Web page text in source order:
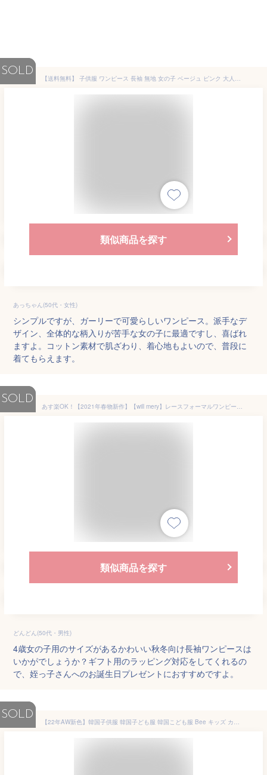
SOLD
【送料無料】 子供服 ワンピース 長袖 無地 女の子 ベージュ ピンク 大人っぽい スカート 子ども服 ジュニア キッズ キッズ服 幼稚園 小学生 子ども 子供 女児 90cm 100cm 110cm 120cm 130cm 2歳 3歳 4歳 5歳 6歳 7歳 春 秋
類似商品を探す
あっちゃん(50代・女性)
シンプルですが、ガーリーで可愛らしいワンピース。派手なデ
ザイン、全体的な柄入りが苦手な女の子に最適ですし、喜ばれ
ますよ。コットン素材で肌ざわり、着心地もよいので、普段に
着てもらえます。
SOLD
あす楽OK！【2021年春物新作】【will mery】レースフォーマルワンピース[80cm/90cm/95cm/100cm/110cm/120cm/130cm] 女の子 キッズ 子供 小学生 シンプル フォーマル ガーリー ネイビー 紺 ブラック 黒 結婚式 ドレス ネイビー 喪服 セット スカート 24305
類似商品を探す
どんどん(50代・男性)
4歳女の子用のサイズがあるかわいい秋冬向け長袖ワンピースは
いかがでしょうか？ギフト用のラッピング対応をしてくれるの
で、姪っ子さんへのお誕生日プレゼントにおすすめですよ。
SOLD
【22年AW新色】韓国子供服 韓国子ども服 韓国こども服 Bee キッズ カラバリ 女の子 ギンガムチェック ストライプ 無地 フリル 春 秋 冬 100 110 120 130 140 150 ◇長袖ワンピース◇